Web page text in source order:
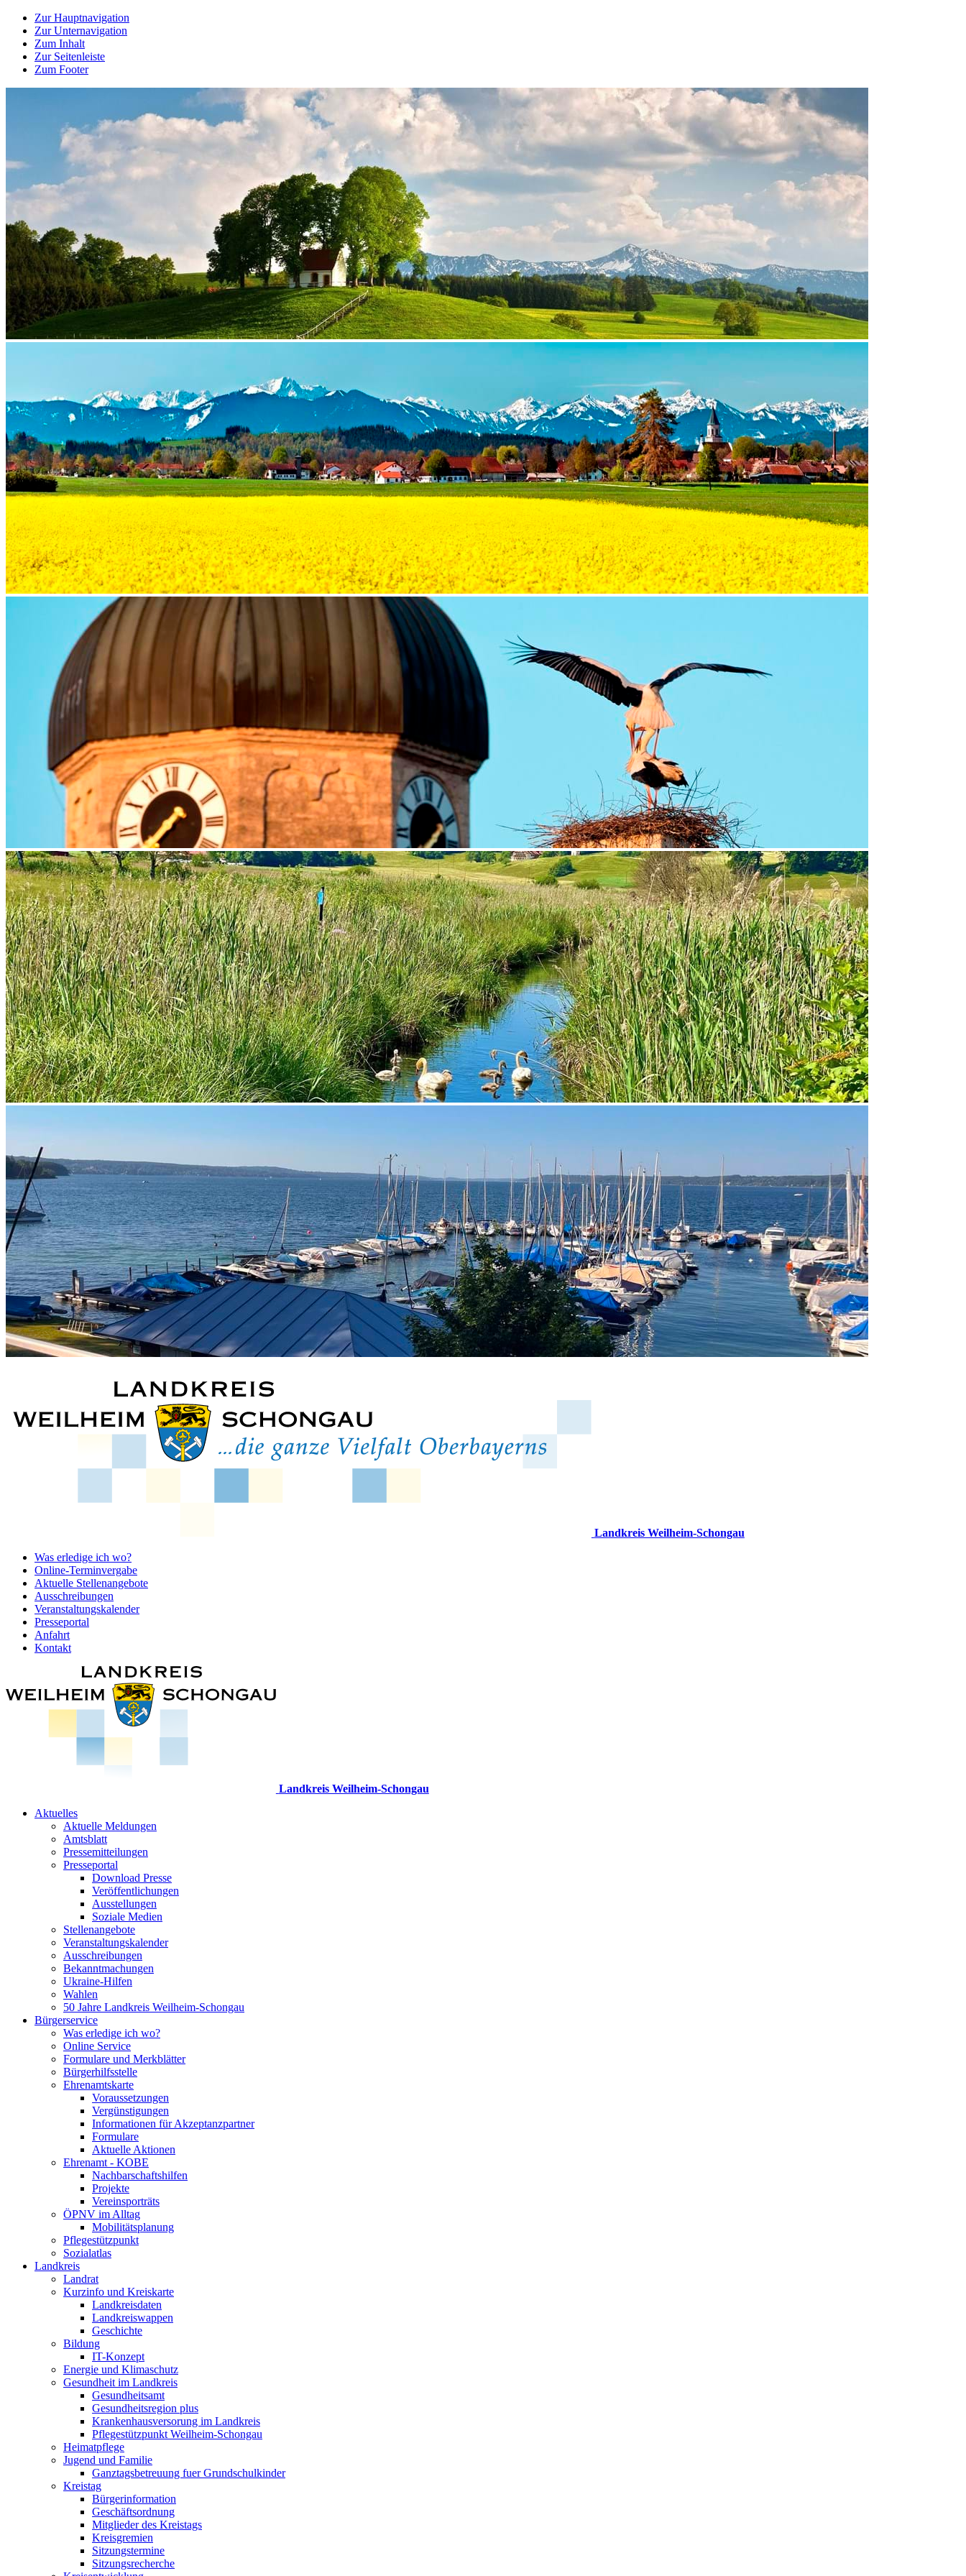
Zur Hauptnavigation
Zur Unternavigation
Zum Inhalt
Zur Seitenleiste
Zum Footer
Landkreis Weilheim-Schongau
Was erledige ich wo?
Online-Terminvergabe
Aktuelle Stellenangebote
Ausschreibungen
Veranstaltungskalender
Presseportal
Anfahrt
Kontakt
Landkreis Weilheim-Schongau
Aktuelles
Aktuelle Meldungen
Amtsblatt
Pressemitteilungen
Presseportal
Download Presse
Veröffentlichungen
Ausstellungen
Soziale Medien
Stellenangebote
Veranstaltungskalender
Ausschreibungen
Bekanntmachungen
Ukraine-Hilfen
Wahlen
50 Jahre Landkreis Weilheim-Schongau
Bürgerservice
Was erledige ich wo?
Online Service
Formulare und Merkblätter
Bürgerhilfsstelle
Ehrenamtskarte
Voraussetzungen
Vergünstigungen
Informationen für Akzeptanzpartner
Formulare
Aktuelle Aktionen
Ehrenamt - KOBE
Nachbarschaftshilfen
Projekte
Vereinsporträts
ÖPNV im Alltag
Mobilitätsplanung
Pflegestützpunkt
Sozialatlas
Landkreis
Landrat
Kurzinfo und Kreiskarte
Landkreisdaten
Landkreiswappen
Geschichte
Bildung
IT-Konzept
Energie und Klimaschutz
Gesundheit im Landkreis
Gesundheitsamt
Gesundheitsregion plus
Krankenhausversorung im Landkreis
Pflegestützpunkt Weilheim-Schongau
Heimatpflege
Jugend und Familie
Ganztagsbetreuung fuer Grundschulkinder
Kreistag
Bürgerinformation
Geschäftsordnung
Mitglieder des Kreistags
Kreisgremien
Sitzungstermine
Sitzungsrecherche